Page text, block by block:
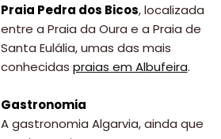
Praia Pedra dos Bicos, localizada
entre a Praia da Oura e a Praia de
Santa Eulália, umas das mais
conhecidas praias em Albufeira.
Gastronomia
A gastronomia Algarvia, ainda que